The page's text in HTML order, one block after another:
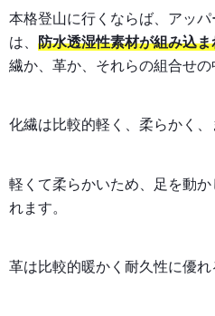
本格登山に行くならば、アッ
は、 防水透湿性素材が組み込
繊か、革か、それらの組合せの
化繊は比較的軽く、柔らかく、
軽くて柔らかいため、足を動
れます。
革は比較的暖かく耐久性に優れ